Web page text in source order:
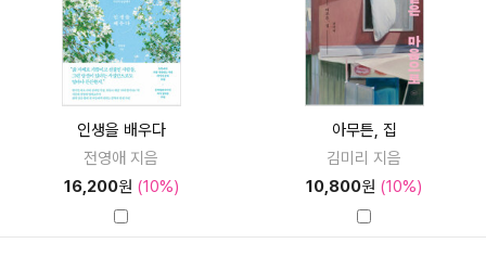
인생을 배우다
전영애 지음
16,200원 (10%)
아무튼, 집
김미리 지음
10,800원 (10%)